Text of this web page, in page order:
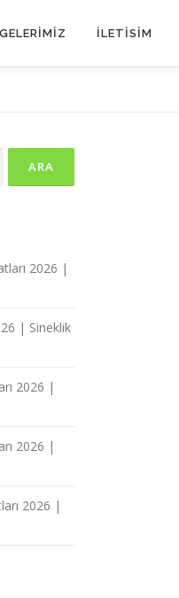
İLETİSİM
2026 |
| Sineklik
2026 |
2026 |
2026 |